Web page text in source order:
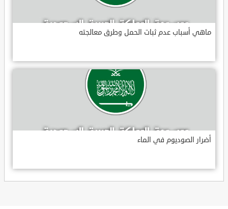
ماهي أسباب عدم ثبات الحمل وطرق معالجته
أضرار الصوديوم في الماء